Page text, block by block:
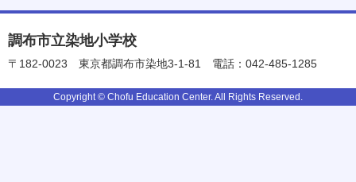
調布市立染地小学校
〒182-0023 東京都調布市染地3-1-81 電話：042-485-1285
Copyright © Chofu Education Center. All Rights Reserved.